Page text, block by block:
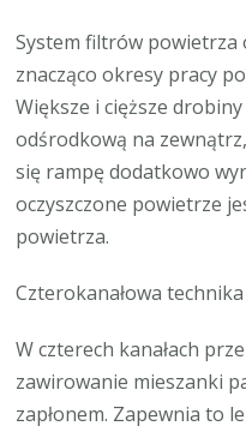
System filtrów powietrza
znacząco okresy pracy
Większe i cięższe
odśrodkową na
się rampę dodatkowo
oczyszczone powietrze
powietrza.
Czterokanałowa technika
W czterech kanałach
zawirowanie mieszanki
zapłonem. Zapewnia to